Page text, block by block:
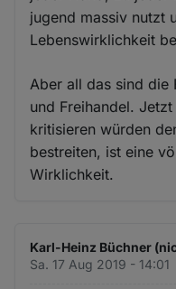
jugend massiv nutzt
Lebenswirklichkeit
Aber all das sind die
und Freihandel.
kritisieren würden
bestreiten, ist eine
Wirklichkeit.
Karl-Heinz Büchner
Sa. 17 Aug 2019 - 14:01